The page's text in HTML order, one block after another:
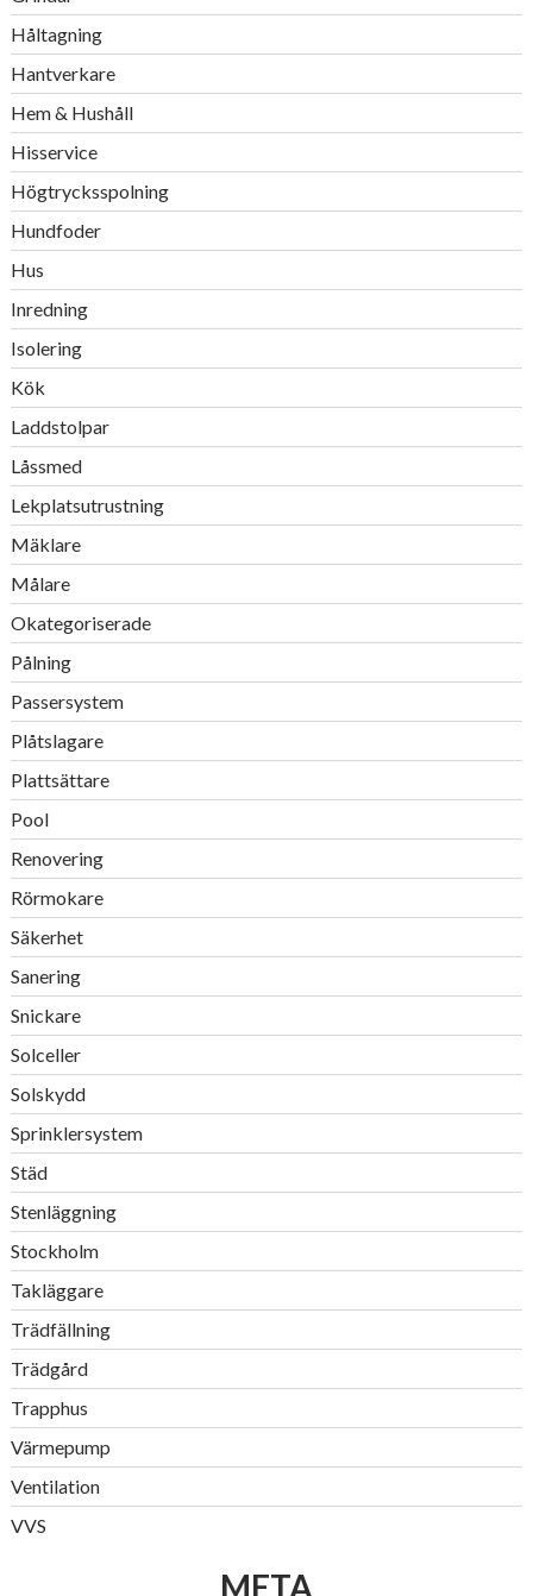
Håltagning
Hantverkare
Hem & Hushåll
Hisservice
Högtrycksspolning
Hundfoder
Hus
Inredning
Isolering
Kök
Laddstolpar
Låssmed
Lekplatsutrustning
Mäklare
Målare
Okategoriserade
Pålning
Passersystem
Plåtslagare
Plattsättare
Pool
Renovering
Rörmokare
Säkerhet
Sanering
Snickare
Solceller
Solskydd
Sprinklersystem
Städ
Stenläggning
Stockholm
Takläggare
Trädfällning
Trädgård
Trapphus
Värmepump
Ventilation
VVS
META